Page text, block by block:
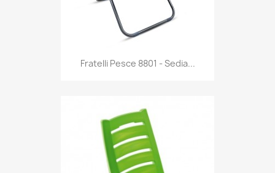
Anteprima
Fratelli Pesce 8801 - Sedia...